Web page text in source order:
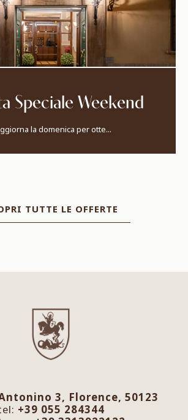
Speciale Weekend
la domenica per otte...
TUTTE LE OFFERTE
3, Florence, 50123
+39 055 284344